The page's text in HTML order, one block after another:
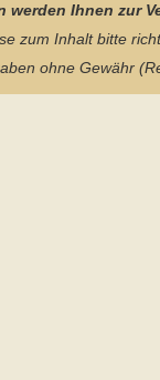
werden Ihnen zur
zum Inhalt bitte
ohne Gewähr